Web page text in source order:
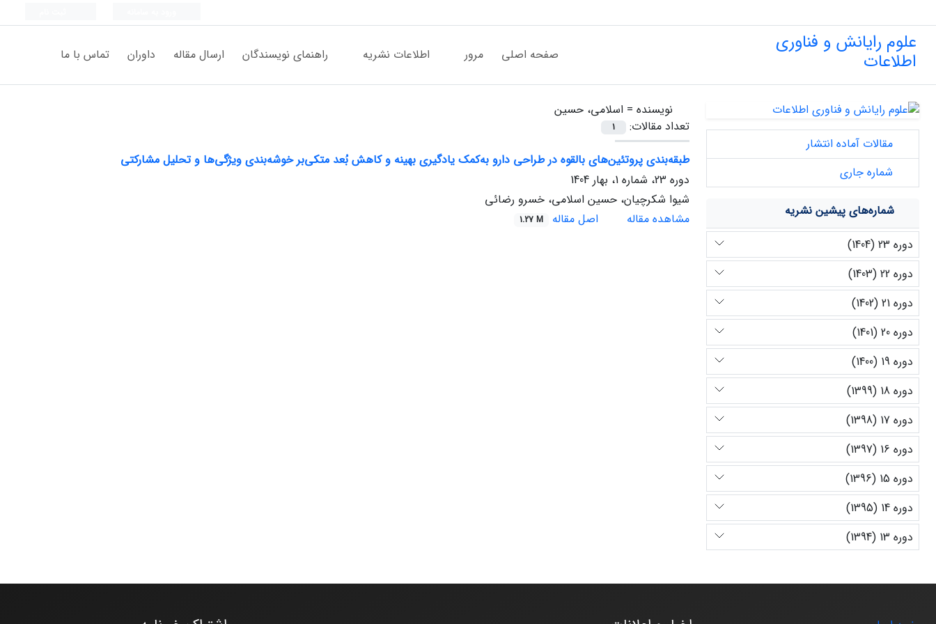
علوم رایانش و فناوری
اطلاعات صفحه اصلی مرور اطلاعات نشریه راهنمای نویسندگان ارسال مقاله داوران تماس با ما
نویسنده = اسلامی، حسین
تعداد مقالات:
1
طبقه‌بندی پروتئین‌های بالقوه در طراحی دارو به‌کمک یادگیری بهینه و کاهش بُعد متکی‌بر خوشه‌بندی ویژگی‌ها و تحلیل مشارکتی
دوره 23، شماره 1، بهار 1404
شیوا شکرچیان، حسین اسلامی، خسرو رضائی
مشاهده مقاله
اصل مقاله 1.27 M
مقالات آماده انتشار
شماره جاری
شماره‌های پیشین نشریه
دوره 23 (1404)
دوره 22 (1403)
دوره 21 (1402)
دوره 20 (1401)
دوره 19 (1400)
دوره 18 (1399)
دوره 17 (1398)
دوره 16 (1397)
دوره 15 (1396)
دوره 14 (1395)
دوره 13 (1394)